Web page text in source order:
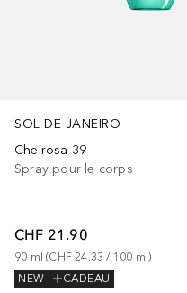
SOL DE JANEIRO
Cheirosa 39
Spray pour le corps
CHF 21.90
90 ml (CHF 24.33 / 100 ml)
NEW
CADEAU